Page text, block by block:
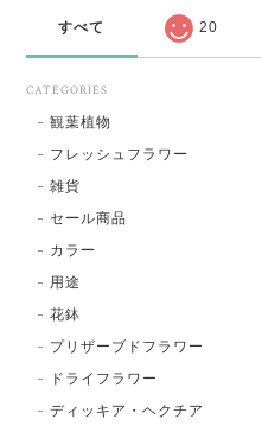
すべて 20
CATEGORIES
観葉植物
フレッシュフラワー
雑貨
セール商品
カラー
用途
花鉢
プリザーブドフラワー
ドライフラワー
ディッキア・ヘクチア